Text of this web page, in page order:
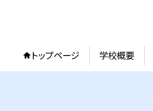
トップページ 学校概要